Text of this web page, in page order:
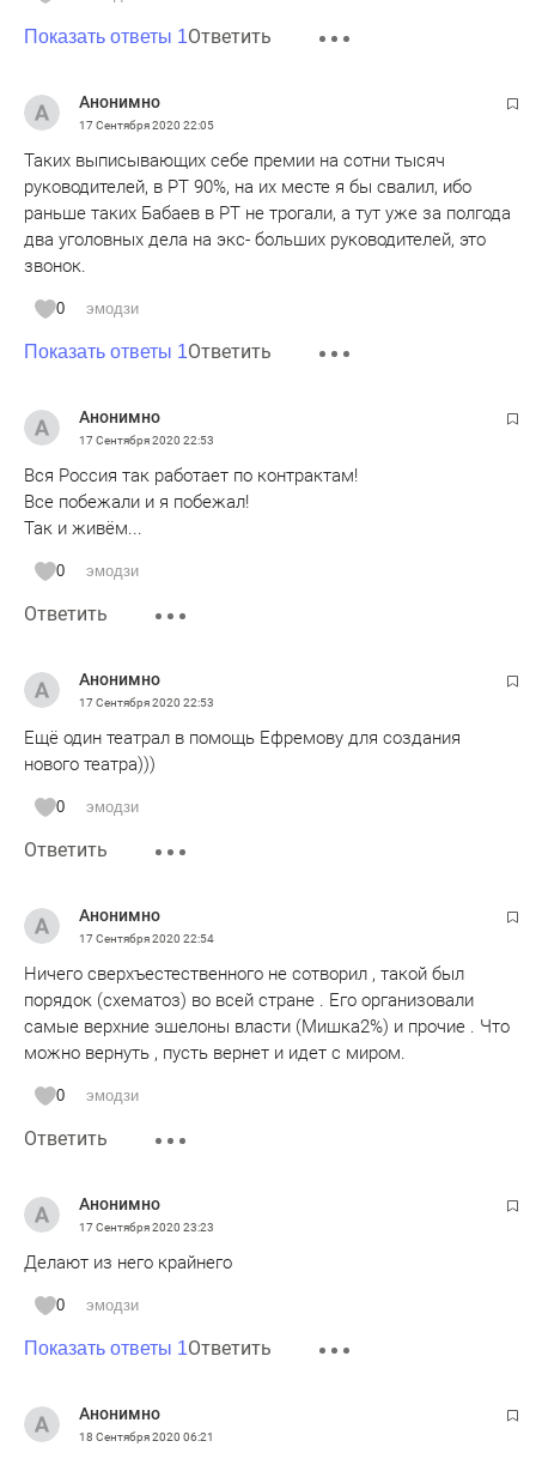
Показать ответы 1Ответить
Анонимно
17 Сентября 2020 22:05
Таких выписывающих себе премии на сотни тысяч
руководителей, в РТ 90%, на их месте я бы свалил, ибо
раньше таких Бабаев в РТ не трогали, а тут уже за полгода
два уголовных дела на экс- больших руководителей, это
звонок.
0 эмодзи
Показать ответы 1Ответить
Анонимно
17 Сентября 2020 22:53
Вся Россия так работает по контрактам!
Все побежали и я побежал!
Так и живём...
0 эмодзи
Ответить
Анонимно
17 Сентября 2020 22:53
Ещё один театрал в помощь Ефремову для создания
нового театра)))
0 эмодзи
Ответить
Анонимно
17 Сентября 2020 22:54
Ничего сверхъестественного не сотворил , такой был
порядок (схематоз) во всей стране . Его организовали
самые верхние эшелоны власти (Мишка2%) и прочие . Что
можно вернуть , пусть вернет и идет с миром.
0 эмодзи
Ответить
Анонимно
17 Сентября 2020 23:23
Делают из него крайнего
0 эмодзи
Показать ответы 1Ответить
Анонимно
18 Сентября 2020 06:21